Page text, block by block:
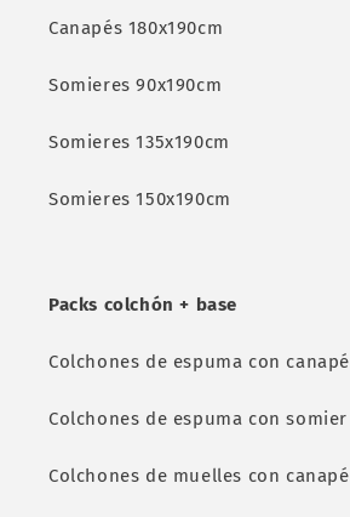
Canapés 180x190cm
Somieres 90x190cm
Somieres 135x190cm
Somieres 150x190cm
Packs colchón + base
Colchones de espuma con canapé
Colchones de espuma con somier
Colchones de muelles con canapé